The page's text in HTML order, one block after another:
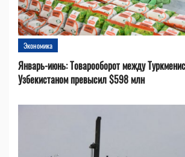
Экономика
Январь-июнь: Товарооборот между
Узбекистаном превысил $598 млн